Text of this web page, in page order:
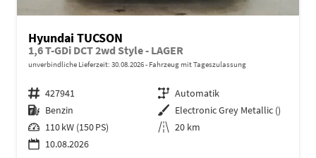
Hyundai TUCSON
1,6 T-GDi DCT 2wd Style - LAGER
unverbindliche Lieferzeit: 30.08.2026 Fahrzeug mit Tageszulassung
Fahrzeugnr. 427941 Getriebe Automatik
Kraftstoff Benzin Außenfarbe Electronic Grey Metallic ()
Leistung 110 kW (150 PS) Kilometerstand 20 km
10.08.2026